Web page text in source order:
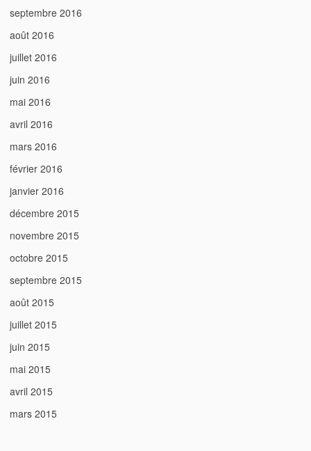
septembre 2016
août 2016
juillet 2016
juin 2016
mai 2016
avril 2016
mars 2016
février 2016
janvier 2016
décembre 2015
novembre 2015
octobre 2015
septembre 2015
août 2015
juillet 2015
juin 2015
mai 2015
avril 2015
mars 2015